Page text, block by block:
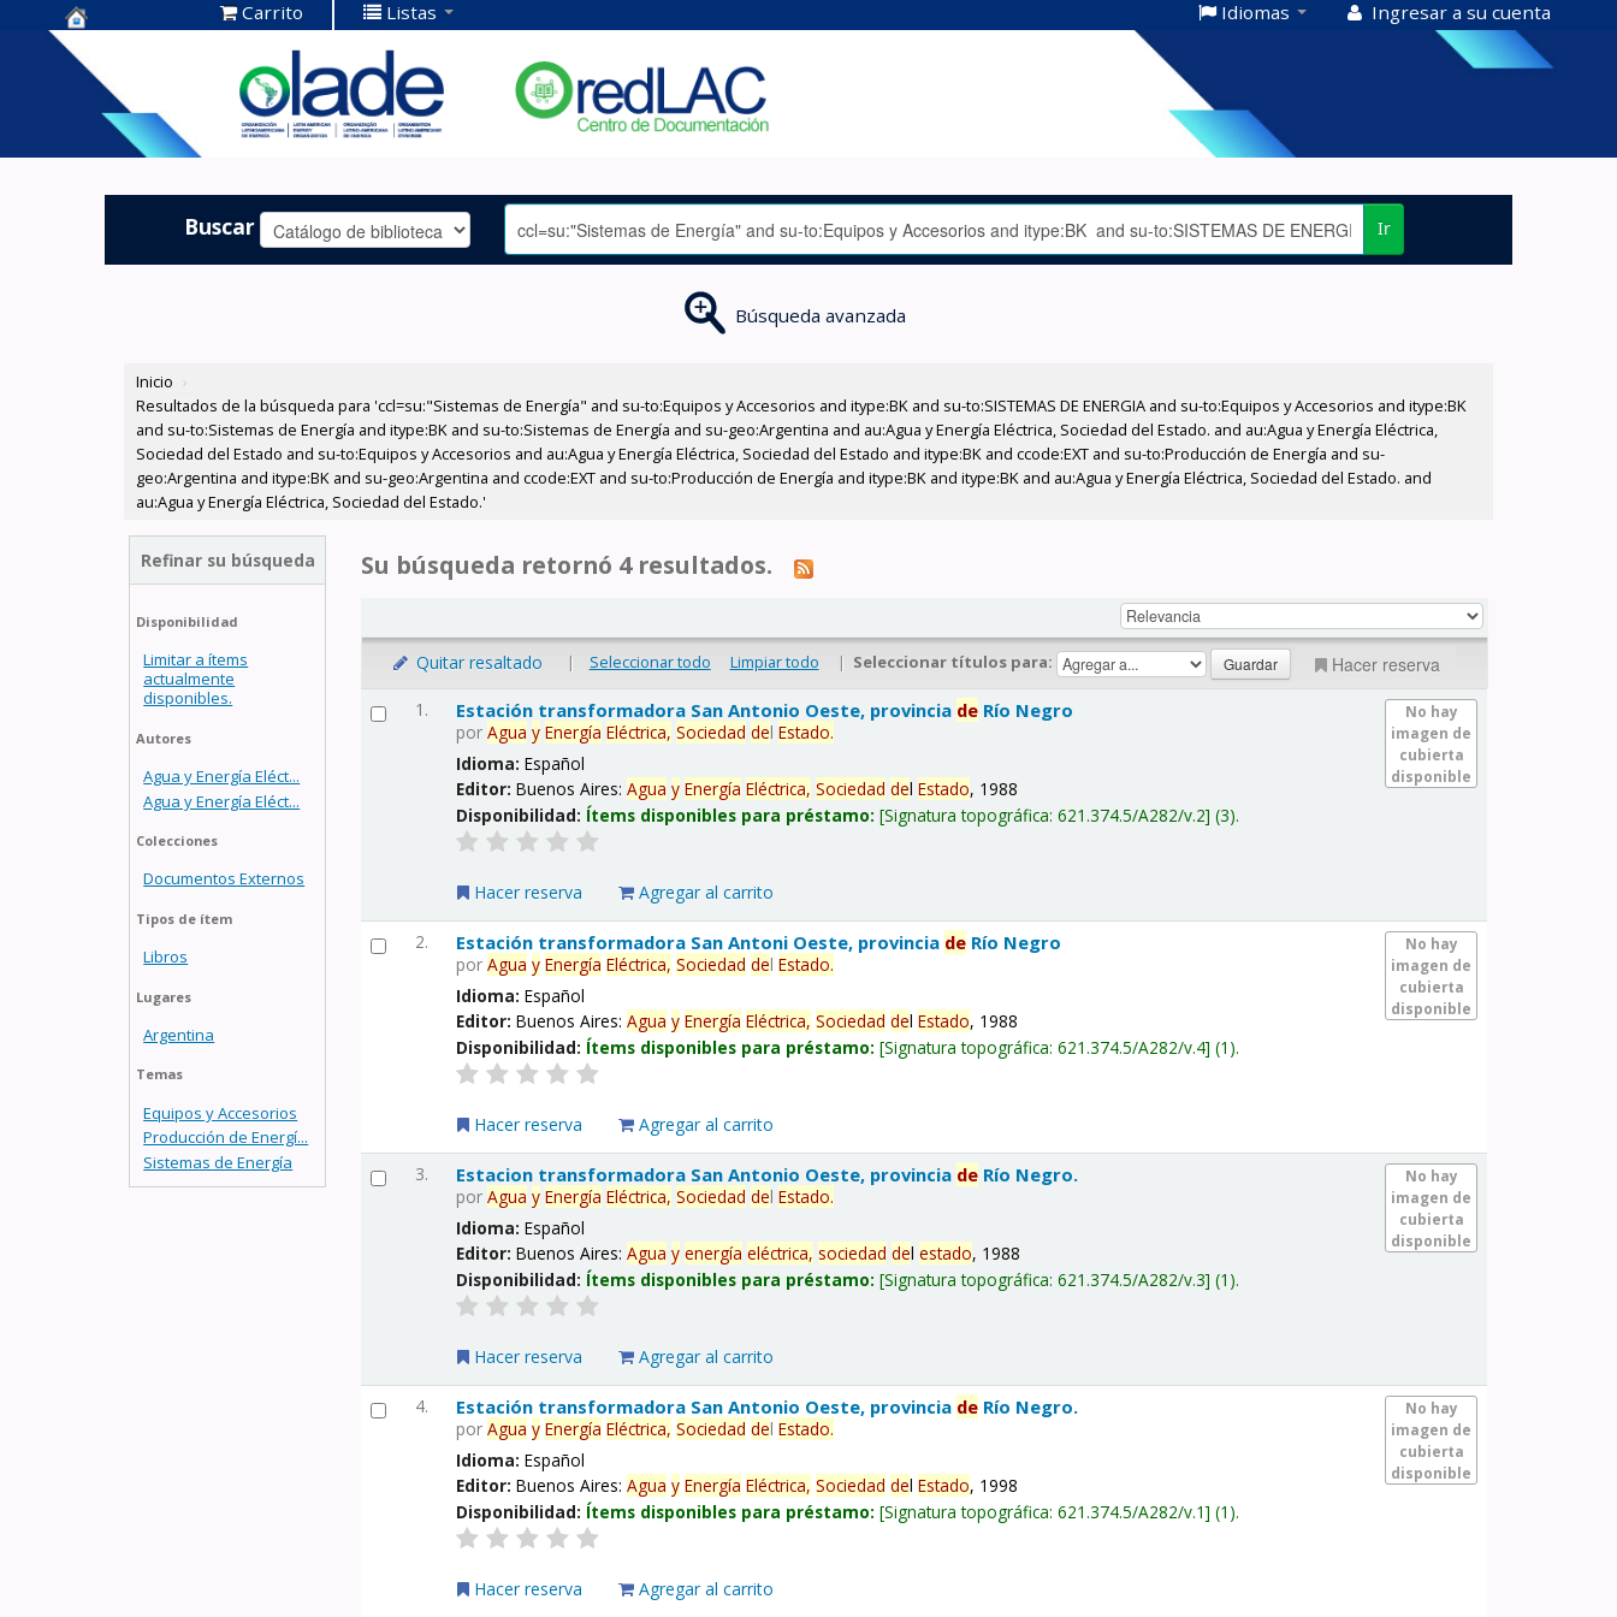
Centro de
Documentación
OLADE -
Carrito Listas Idiomas Ingresar a su cuenta
Buscar Ir
Búsqueda avanzada
Inicio ›
Resultados de la búsqueda para 'ccl=su:"Sistemas de Energía" and su-to:Equipos y Accesorios and itype:BK and su-to:SISTEMAS DE ENERGIA and su-to:Equipos y Accesorios and itype:BK
and su-to:Sistemas de Energía and itype:BK and su-to:Sistemas de Energía and su-geo:Argentina and au:Agua y Energía Eléctrica, Sociedad del Estado. and au:Agua y Energía Eléctrica,
Sociedad del Estado and su-to:Equipos y Accesorios and au:Agua y Energía Eléctrica, Sociedad del Estado and itype:BK and ccode:EXT and su-to:Producción de Energía and su-
geo:Argentina and itype:BK and su-geo:Argentina and ccode:EXT and su-to:Producción de Energía and itype:BK and itype:BK and au:Agua y Energía Eléctrica, Sociedad del Estado. and
au:Agua y Energía Eléctrica, Sociedad del Estado.'
Refinar su búsqueda
Disponibilidad
Limitar a ítems
actualmente
disponibles.
Autores
Agua y Energía Eléct...
Agua y Energía Eléct...
Colecciones
Documentos Externos
Tipos de ítem
Libros
Lugares
Argentina
Temas
Equipos y Accesorios
Producción de Energí...
Sistemas de Energía
Su búsqueda retornó 4 resultados.
Quitar resaltado | Seleccionar todo Limpiar todo | Seleccionar títulos para: Hacer reserva
1.
No hay
imagen de
cubierta
disponible
Estación transformadora San Antonio Oeste, provincia de Río Negro
porAgua y Energía Eléctrica, Sociedad delEstado.
Idioma:Español
Editor:Buenos Aires:Agua y Energía Eléctrica, Sociedad delEstado, 1988
Disponibilidad: Ítems disponibles para préstamo: Signatura topográfica:621.374.5/A282/v.2 (3).
Hacer reserva Agregar al carrito
2.
No hay
imagen de
cubierta
disponible
Estación transformadora San Antoni Oeste, provincia de Río Negro
porAgua y Energía Eléctrica, Sociedad delEstado.
Idioma:Español
Editor:Buenos Aires:Agua y Energía Eléctrica, Sociedad delEstado, 1988
Disponibilidad: Ítems disponibles para préstamo: Signatura topográfica:621.374.5/A282/v.4 (1).
Hacer reserva Agregar al carrito
3.
No hay
imagen de
cubierta
disponible
Estacion transformadora San Antonio Oeste, provincia de Río Negro.
porAgua y Energía Eléctrica, Sociedad delEstado.
Idioma:Español
Editor:Buenos Aires:Agua y energía eléctrica, sociedad delestado, 1988
Disponibilidad: Ítems disponibles para préstamo: Signatura topográfica:621.374.5/A282/v.3 (1).
Hacer reserva Agregar al carrito
4.
No hay
imagen de
cubierta
disponible
Estación transformadora San Antonio Oeste, provincia de Río Negro.
porAgua y Energía Eléctrica, Sociedad delEstado.
Idioma:Español
Editor:Buenos Aires:Agua y Energía Eléctrica, Sociedad delEstado, 1998
Disponibilidad: Ítems disponibles para préstamo: Signatura topográfica:621.374.5/A282/v.1 (1).
Hacer reserva Agregar al carrito